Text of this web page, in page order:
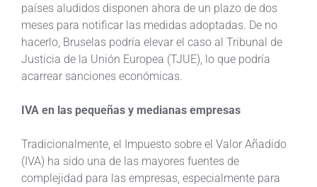
países aludidos disponen ahora de un plazo de dos
meses para notificar las medidas adoptadas. De no
hacerlo, Bruselas podría elevar el caso al Tribunal de
Justicia de la Unión Europea (TJUE), lo que podría
acarrear sanciones económicas.
IVA en las pequeñas y medianas empresas
Tradicionalmente, el Impuesto sobre el Valor Añadido
(IVA) ha sido una de las mayores fuentes de
complejidad para las empresas, especialmente para